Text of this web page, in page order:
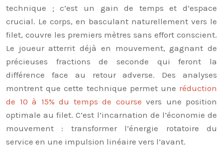
technique ; c’est un gain de temps et d’espace
crucial. Le corps, en basculant naturellement vers le
filet, couvre les premiers mètres sans effort conscient.
Le joueur atterrit déjà en mouvement, gagnant de
précieuses fractions de seconde qui feront la
différence face au retour adverse. Des analyses
montrent que cette technique permet une réduction
de 10 à 15% du temps de course vers une position
optimale au filet. C’est l’incarnation de l’économie de
mouvement : transformer l’énergie rotatoire du
service en une impulsion linéaire vers l’avant.